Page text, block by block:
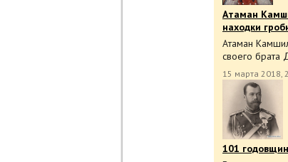
Атаман
находки
Атаман
своего брата
15 марта 2018,
101